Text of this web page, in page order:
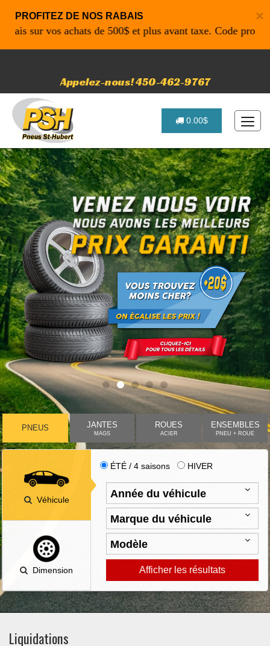
×
PROFITEZ DE NOS RABAIS
sur vos achats de 500$ et plus avant taxe. Code promo:
Appelez-nous! 450-462-9767
0.00$
PNEUS JANTES
MAGS
ROUES
ACIER
ENSEMBLES
PNEU + ROUE
Véhicule
Dimension
ÉTÉ / 4 saisons HIVER
Afficher les résultats
Liquidations